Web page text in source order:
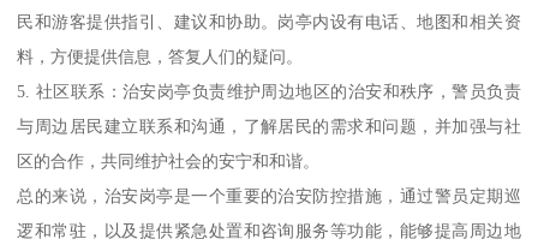
民和游客提供指引、建议和协助。岗亭内设有电话、地图和相关资
料，方便提供信息，答复人们的疑问。
5. 社区联系：治安岗亭负责维护周边地区的治安和秩序，警员负责
与周边居民建立联系和沟通，了解居民的需求和问题，并加强与社
区的合作，共同维护社会的安宁和和谐。
总的来说，治安岗亭是一个重要的治安防控措施，通过警员定期巡
逻和常驻，以及提供紧急处置和咨询服务等功能，能够提高周边地